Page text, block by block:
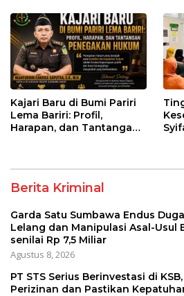
Benih Bawang Merah
senilai Rp 7,5 Miliar
Kajari Baru di Bumi Pariri
Lema Bariri: Profil,
Harapan, dan Tantangan
Berita Kriminal
Garda Satu Sumbawa Endus
Lelang dan Manipulasi Asal-Usul
senilai Rp 7,5 Miliar
Agustus 8, 2026
PT STS Serius Berinvestasi di
Perizinan dan Pastikan